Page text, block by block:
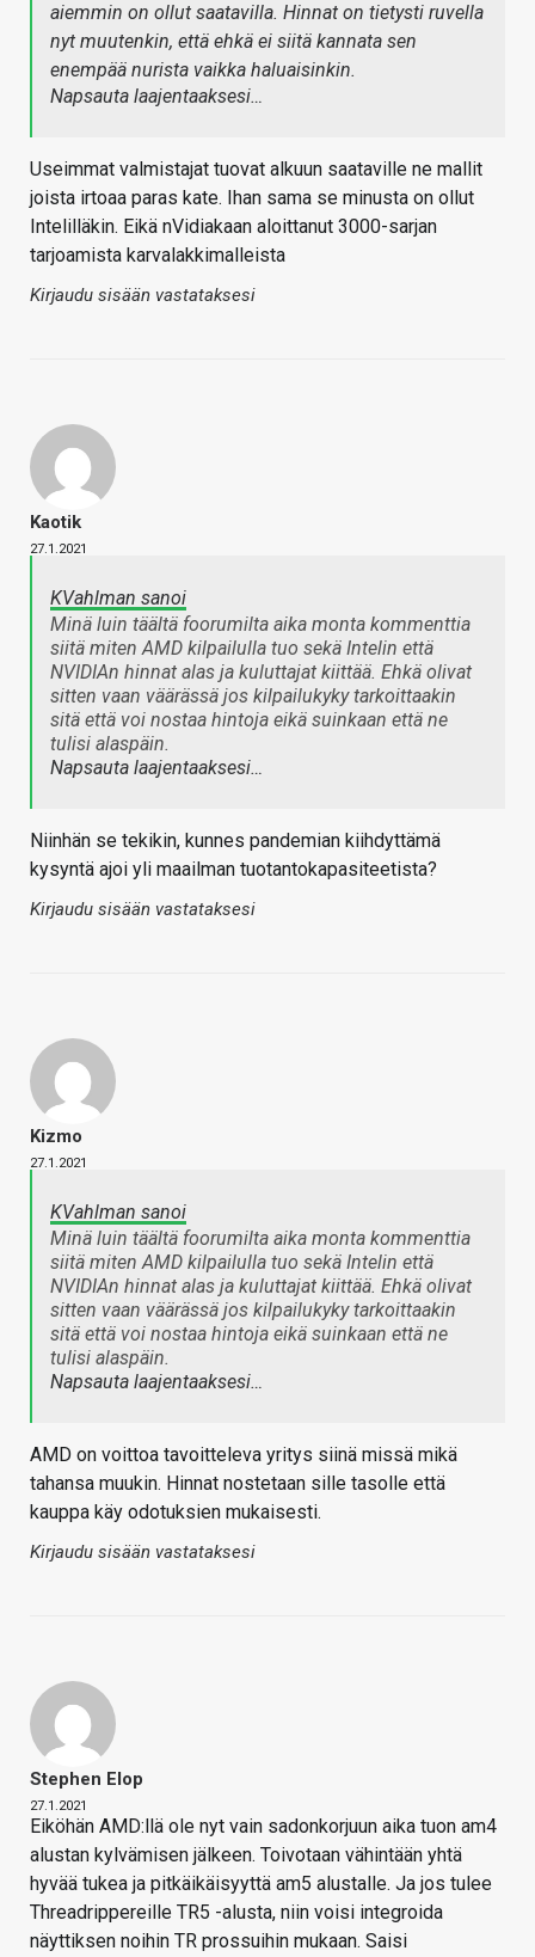
aiemmin on ollut saatavilla. Hinnat on tietysti ruvella
nyt muutenkin, että ehkä ei siitä kannata sen
enempää nurista vaikka haluaisinkin.
Napsauta laajentaaksesi…
Useimmat valmistajat tuovat alkuun saataville ne mallit
joista irtoaa paras kate. Ihan sama se minusta on ollut
Intelilläkin. Eikä nVidiakaan aloittanut 3000-sarjan
tarjoamista karvalakkimalleista
Kirjaudu sisään vastataksesi
Kaotik
27.1.2021
KVahlman sanoi
Minä luin täältä foorumilta aika monta kommenttia
siitä miten AMD kilpailulla tuo sekä Intelin että
NVIDIAn hinnat alas ja kuluttajat kiittää. Ehkä olivat
sitten vaan väärässä jos kilpailukyky tarkoittaakin
sitä että voi nostaa hintoja eikä suinkaan että ne
tulisi alaspäin.
Napsauta laajentaaksesi…
Niinhän se tekikin, kunnes pandemian kiihdyttämä
kysyntä ajoi yli maailman tuotantokapasiteetista?
Kirjaudu sisään vastataksesi
Kizmo
27.1.2021
KVahlman sanoi
Minä luin täältä foorumilta aika monta kommenttia
siitä miten AMD kilpailulla tuo sekä Intelin että
NVIDIAn hinnat alas ja kuluttajat kiittää. Ehkä olivat
sitten vaan väärässä jos kilpailukyky tarkoittaakin
sitä että voi nostaa hintoja eikä suinkaan että ne
tulisi alaspäin.
Napsauta laajentaaksesi…
AMD on voittoa tavoitteleva yritys siinä missä mikä
tahansa muukin. Hinnat nostetaan sille tasolle että
kauppa käy odotuksien mukaisesti.
Kirjaudu sisään vastataksesi
Stephen Elop
27.1.2021
Eiköhän AMD:llä ole nyt vain sadonkorjuun aika tuon am4
alustan kylvämisen jälkeen. Toivotaan vähintään yhtä
hyvää tukea ja pitkäikäisyyttä am5 alustalle. Ja jos tulee
Threadrippereille TR5 -alusta, niin voisi integroida
näyttiksen noihin TR prossuihin mukaan. Saisi